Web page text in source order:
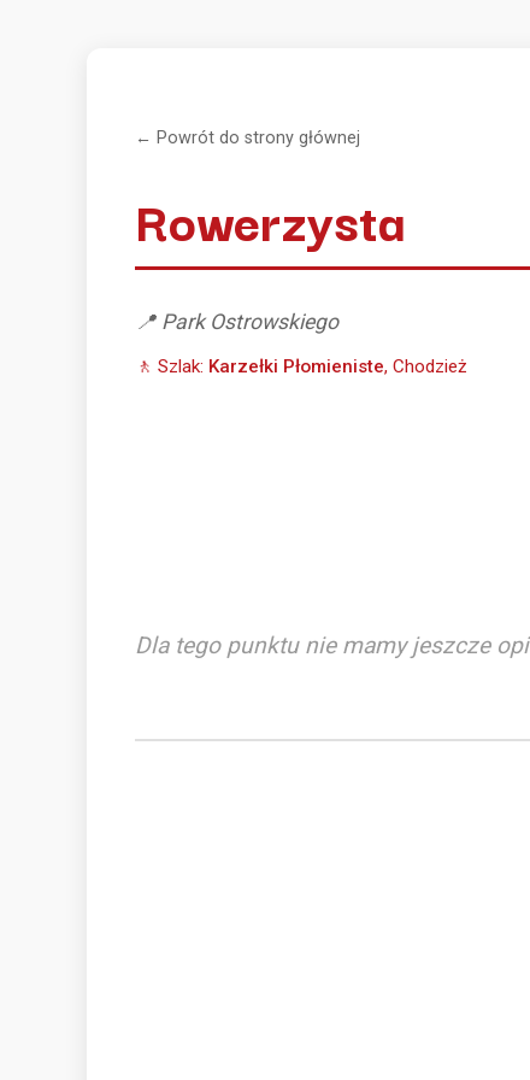
← Powrót do strony głównej
Rowerzysta
📍 Park Ostrowskiego
🚶 Szlak: Karzełki Płomieniste, Chodzież
Dla tego punktu nie mamy jeszcze